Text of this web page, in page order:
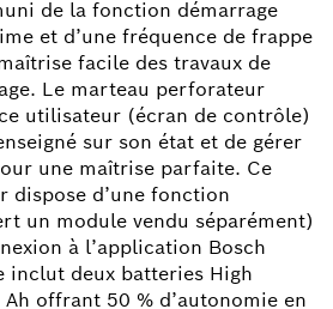
de la fonction démarrage
et d’une fréquence de frappe
facile des travaux de
Le marteau perforateur
utilisateur (écran de contrôle)
sur son état et de gérer
une maîtrise parfaite. Ce
dispose d’une fonction
un module vendu séparément)
à l’application Bosch
inclut deux batteries High
Ah offrant 50 % d’autonomie en